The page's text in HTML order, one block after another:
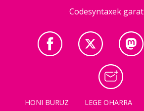
Codesyntaxek
HONI BURUZ LEGE OHARRA